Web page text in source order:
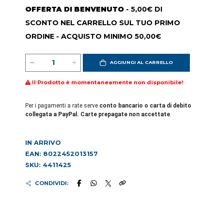
OFFERTA DI BENVENUTO - 5,00€ DI
SCONTO NEL CARRELLO SUL TUO PRIMO
ORDINE - ACQUISTO MINIMO 50,00€
AGGIUNGI AL CARRELLO
Il Prodotto è momentaneamente non disponibile!
Per i pagamenti a rate serve conto bancario o carta di debito
collegata a PayPal. Carte prepagate non accettate.
IN ARRIVO
EAN: 8022452013157
SKU: 4411425
CONDIVIDI: